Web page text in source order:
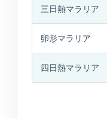
三日熱マラリア
卵形マラリア
四日熱マラリア